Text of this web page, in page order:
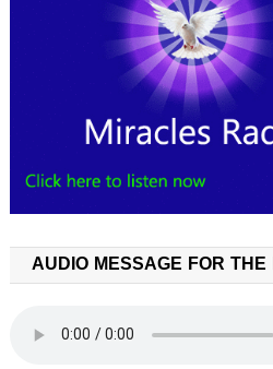
AUDIO MESSAGE FOR THE